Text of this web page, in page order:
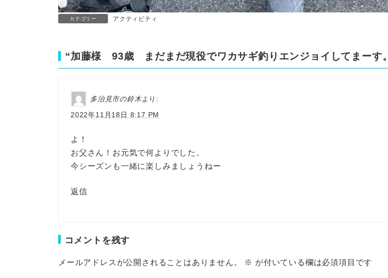
カテゴリー アクティビティ
“加藤様 93歳 まだまだ現役でワカサギ釣りエンジョイしてまーす。
多治見市の鈴木より:
2022年11月18日 8:17 PM
よ！
お父さん！お元気で何よりでした。
今シーズンも一緒に楽しみましょうねー
返信
コメントを残す
メールアドレスが公開されることはありません。 ※ が付いている欄は必須項目です